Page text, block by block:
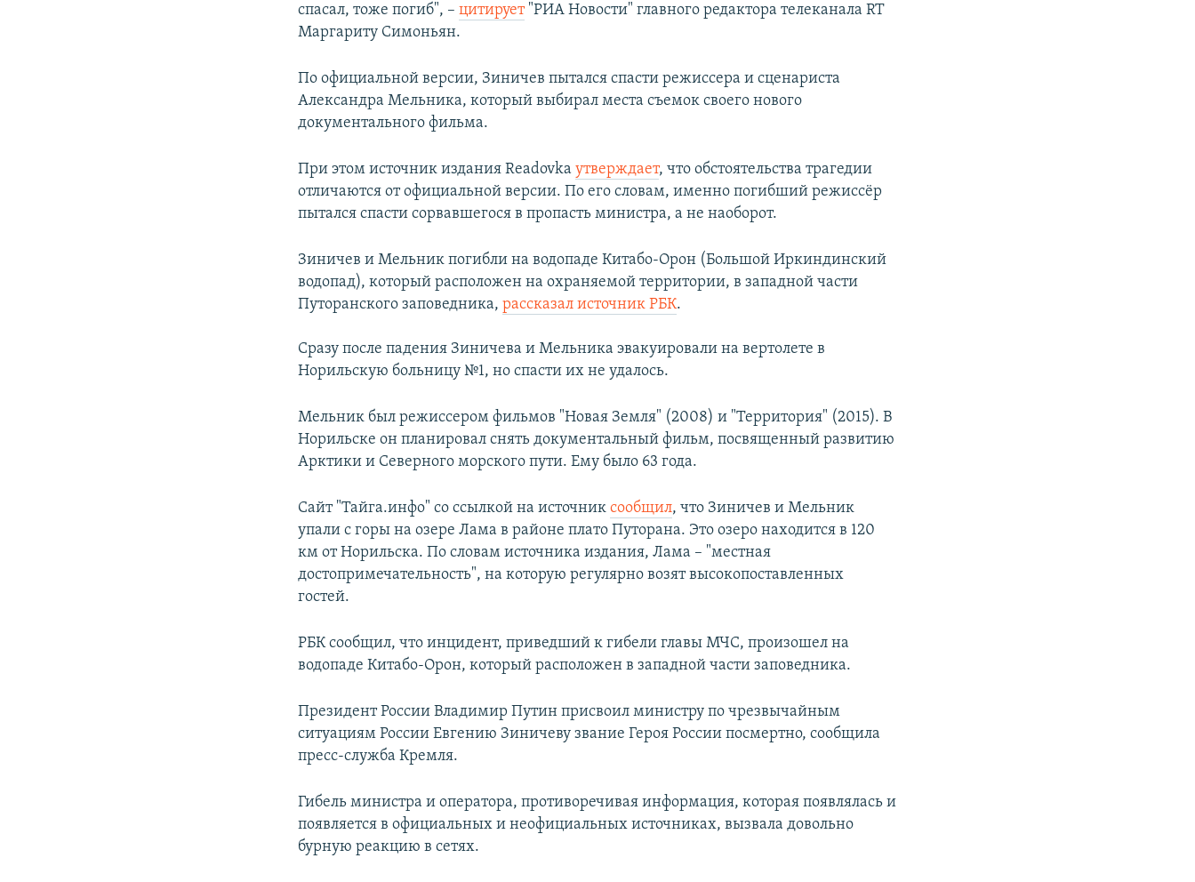
спасал, тоже погиб", –цитирует"РИА Новости" главного редактора телеканала RT
Маргариту Симоньян.
По официальной версии, Зиничев пытался спасти режиссера и сценариста
Александра Мельника, который выбирал места съемок своего нового
документального фильма.
При этом источник издания Readovkaутверждает, что обстоятельства трагедии
отличаются от официальной версии. По его словам, именно погибший режиссёр
пытался спасти сорвавшегося в пропасть министра, а не наоборот.
Зиничев и Мельник погибли на водопаде Китабо-Орон (Большой Иркиндинский
водопад), который расположен на охраняемой территории, в западной части
Путоранского заповедника,рассказал источник РБК.
Сразу после падения Зиничева и Мельника эвакуировали на вертолете в
Норильскую больницу №1, но спасти их не удалось.
Мельник был режиссером фильмов "Новая Земля" (2008) и "Территория" (2015). В
Норильске он планировал снять документальный фильм, посвященный развитию
Арктики и Северного морского пути. Ему было 63 года.
Сайт "Тайга.инфо" со ссылкой на источниксообщил, что Зиничев и Мельник
упали с горы на озере Лама в районе плато Путорана. Это озеро находится в 120
км от Норильска. По словам источника издания, Лама – "местная
достопримечательность", на которую регулярно возят высокопоставленных
гостей.
РБК сообщил, что инцидент, приведший к гибели главы МЧС, произошел на
водопаде Китабо-Орон, который расположен в западной части заповедника.
Президент России Владимир Путин присвоил министру по чрезвычайным
ситуациям России Евгению Зиничеву звание Героя России посмертно, сообщила
пресс-служба Кремля.
Гибель министра и оператора, противоречивая информация, которая появлялась и
появляется в официальных и неофициальных источниках, вызвала довольно
бурную реакцию в сетях.